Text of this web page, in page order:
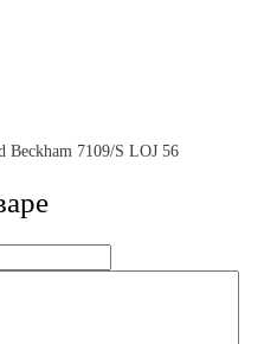
7109/S LOJ 56